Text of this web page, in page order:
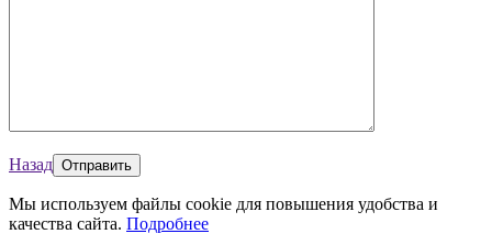
Назад
Мы используем файлы cookie для повышения удобства и
качества сайта. Подробнее